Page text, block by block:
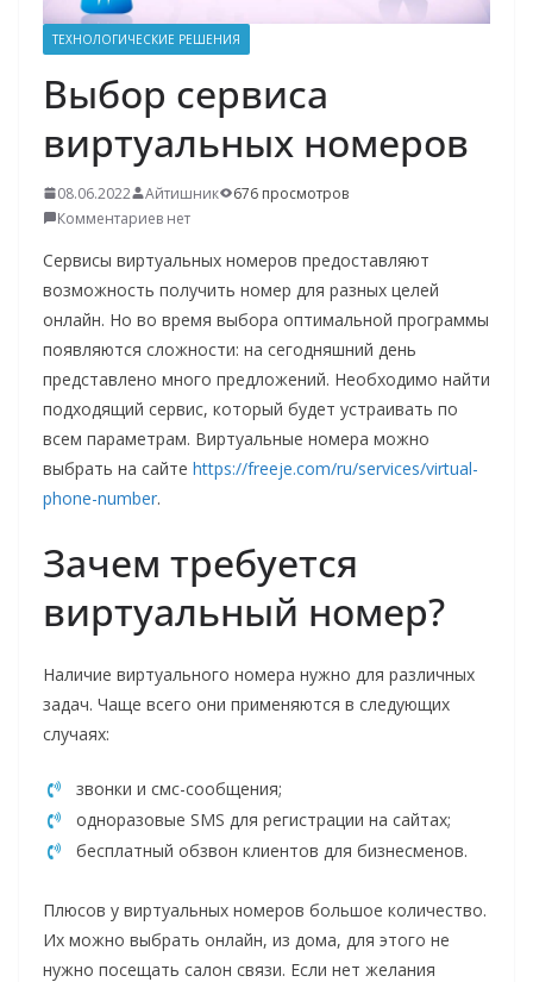
ТЕХНОЛОГИЧЕСКИЕ РЕШЕНИЯ
Выбор сервиса
виртуальных номеров
08.06.2022 Айтишник
676 просмотров
Комментариев нет
Сервисы виртуальных номеров предоставляют
возможность получить номер для разных целей
онлайн. Но во время выбора оптимальной программы
появляются сложности: на сегодняшний день
представлено много предложений. Необходимо найти
подходящий сервис, который будет устраивать по
всем параметрам. Виртуальные номера можно
выбрать на сайте https://freeje.com/ru/services/virtual-
phone-number.
Зачем требуется
виртуальный номер?
Наличие виртуального номера нужно для различных
задач. Чаще всего они применяются в следующих
случаях:
звонки и смс-сообщения;
одноразовые SMS для регистрации на сайтах;
бесплатный обзвон клиентов для бизнесменов.
Плюсов у виртуальных номеров большое количество.
Их можно выбрать онлайн, из дома, для этого не
нужно посещать салон связи. Если нет желания